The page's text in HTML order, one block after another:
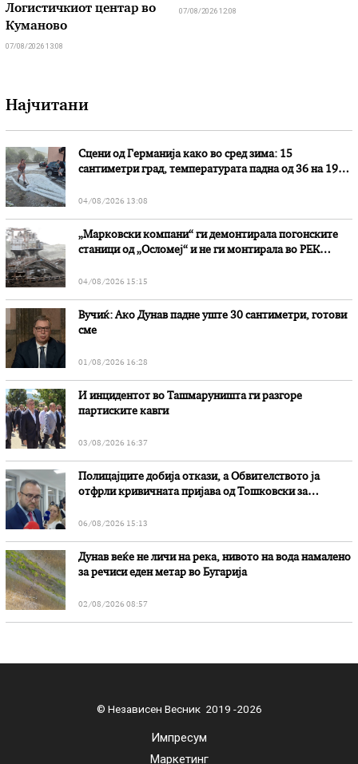
Логистичкиот центар во
Куманово
07/08/2026 13:08
07/08/2026 12:08
Најчитани
Сцени од Германија како во сред зима: 15
сантиметри град, температурата падна од 36 на 19
04/08/2026 13:08
„Марковски компани“ ги демонтирала погонските
станици од „Осломеј“ и не ги монтирала во РЕК
04/08/2026 15:15
Вучиќ: Ако Дунав падне уште 30 сантиметри, готови
сме
01/08/2026 16:28
И инцидентот во Ташмаруништa ги разгоре
партиските кавги
03/08/2026 16:37
Полицајците добија откази, а Обвителството ја
отфрли кривичната пријава од Тошковски за
06/08/2026 15:13
Дунав веќе не личи на река, нивото на вода намалено
за речиси еден метар во Бугарија
02/08/2026 08:57
© Независен Весник 2019 -2026
Импресум
Маркетинг